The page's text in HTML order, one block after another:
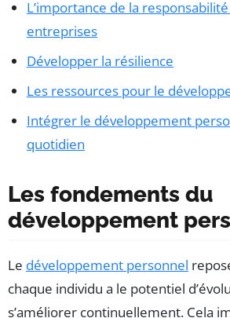
L’importance de la
entreprises
Développer la résilience
Les ressources pour le
Intégrer le développement
quotidien
Les fondements du
développement
Le développement personnel
chaque individu a le potentiel
s’améliorer continuellement. Cela